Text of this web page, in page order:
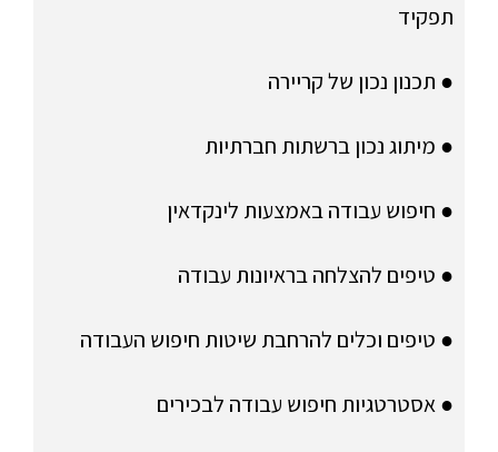
תפקיד
● תכנון נכון של קריירה
● מיתוג נכון ברשתות חברתיות
● חיפוש עבודה באמצעות לינקדאין
● טיפים להצלחה בראיונות עבודה
● טיפים וכלים להרחבת שיטות חיפוש העבודה
● אסטרטגיות חיפוש עבודה לבכירים